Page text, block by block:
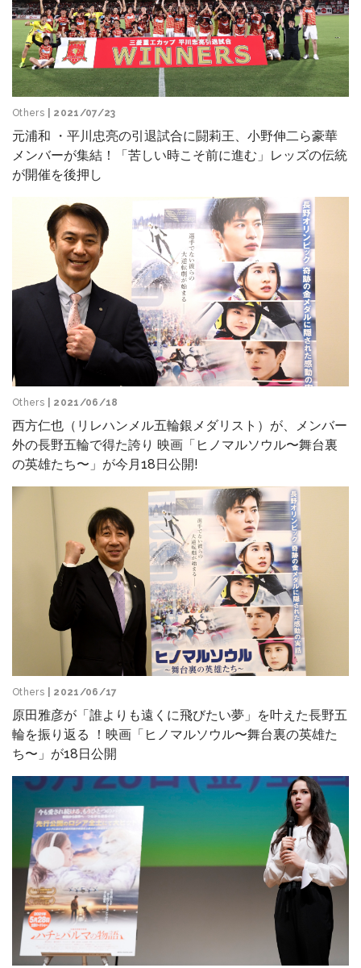
Others | 2021/07/23
元浦和 ・平川忠亮の引退試合に闘莉王、小野伸二ら豪華
メンバーが集結！「苦しい時こそ前に進む」レッズの伝統
が開催を後押し
Others | 2021/06/18
西方仁也（リレハンメル五輪銀メダリスト）が、メンバー
外の長野五輪で得た誇り 映画「ヒノマルソウル〜舞台裏
の英雄たち〜」が今月18日公開!
Others | 2021/06/17
原田雅彦が「誰よりも遠くに飛びたい夢」を叶えた長野五
輪を振り返る ！映画「ヒノマルソウル〜舞台裏の英雄た
ち〜」が18日公開